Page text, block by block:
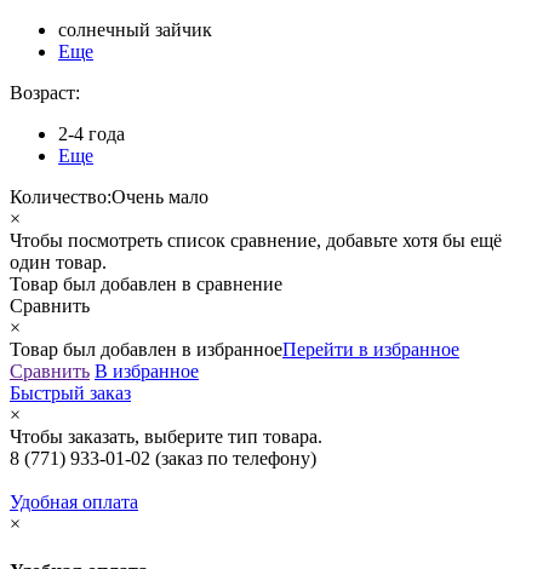
солнечный зайчик
Еще
Возраст:
2-4 года
Еще
Количество:Очень мало
×
Чтобы посмотреть список сравнение, добавьте хотя бы ещё
один товар.
Товар был добавлен в сравнение
Сравнить
×
Товар был добавлен в избранноеПерейти в избранное
Сравнить В избранное
Быстрый заказ
×
Чтобы заказать, выберите тип товара.
8 (771) 933-01-02 (заказ по телефону)
Удобная оплата
×